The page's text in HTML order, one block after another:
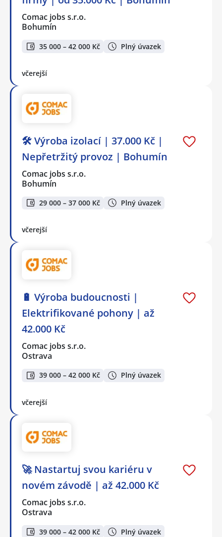
Comac jobs s.r.o.
Bohumín
35 000 – 42 000 Kč Plný úvazek
včerejší
🛠️ Výroba izolací | 37.000 Kč |
Nepřetržitý provoz | Bohumín
Comac jobs s.r.o.
Bohumín
29 000 – 37 000 Kč Plný úvazek
včerejší
🔋 Výroba budoucnosti |
Elektrifikované pohony | až
42.000 Kč
Comac jobs s.r.o.
Ostrava
39 000 – 42 000 Kč Plný úvazek
včerejší
🚀 Nastartuj svou kariéru v
novém závodě | až 42.000 Kč
Comac jobs s.r.o.
Ostrava
39 000 – 42 000 Kč Plný úvazek